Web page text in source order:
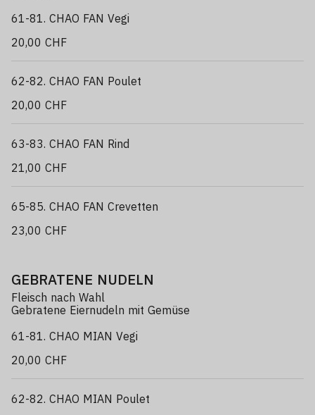
61-81. CHAO FAN Vegi
20,00 CHF
62-82. CHAO FAN Poulet
20,00 CHF
63-83. CHAO FAN Rind
21,00 CHF
65-85. CHAO FAN Crevetten
23,00 CHF
GEBRATENE NUDELN
Fleisch nach Wahl
Gebratene Eiernudeln mit Gemüse
61-81. CHAO MIAN Vegi
20,00 CHF
62-82. CHAO MIAN Poulet